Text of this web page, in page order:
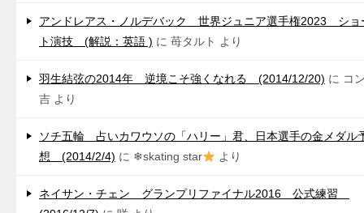
アンドレアス・ノルデバック 世界ジュニア選手権2023 ショ
ト演技 (解説：英語 ) に 苺タルト より
羽生結弦の2014年 逆境こそ強くなれる (2014/12/20) に コ
吉 より
ソチ五輪 占いカワウソの「ハリー」君、日本選手の金メダル
想 (2014/2/4) に ❄skating star より
ネイサン・チェン グランプリファイナル2016 公式練習